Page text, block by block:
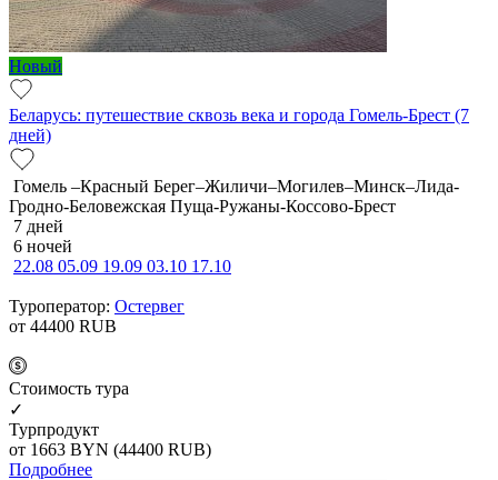
Новый
Беларусь: путешествие сквозь века и города Гомель-Брест (7
дней)
Гомель –Красный Берег–Жиличи–Могилев–Минск–Лида-
Гродно-Беловежская Пуща-Ружаны-Коссово-Брест
7 дней
6 ночей
22.08 05.09 19.09 03.10 17.10
Туроператор: Остервег
от 44400 RUB
Cтоимость тура
✓
Турпродукт
от 1663 BYN (44400 RUB)
Подробнее